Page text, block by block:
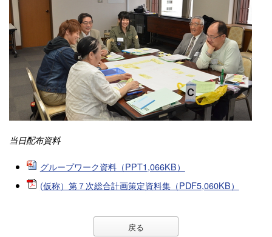
当日配布資料
グループワーク資料（PPT1,066KB）
(仮称）第７次総合計画策定資料集（PDF5,060KB）
戻る